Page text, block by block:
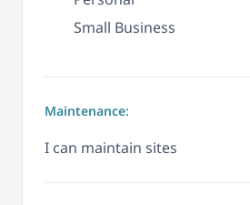
Small Business
Maintenance:
I can maintain sites